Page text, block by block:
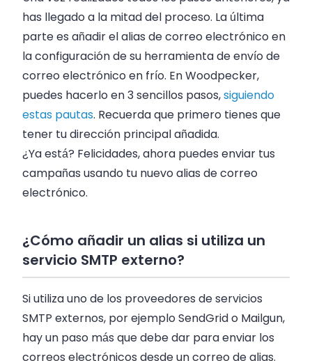
has llegado a la mitad del proceso. La última
parte es añadir el alias de correo electrónico en
la configuración de su herramienta de envío de
correo electrónico en frío. En Woodpecker,
puedes hacerlo en 3 sencillos pasos,siguiendo
estas pautas. Recuerda que primero tienes que
tener tu dirección principal añadida.
¿Ya está? Felicidades, ahora puedes enviar tus
campañas usando tu nuevo alias de correo
electrónico.
¿Cómo añadir un alias si utiliza un
servicio SMTP externo?
Si utiliza uno de los proveedores de servicios
SMTP externos, por ejemplo SendGrid o Mailgun,
hay un paso más que debe dar para enviar los
correos electrónicos desde un correo de alias.